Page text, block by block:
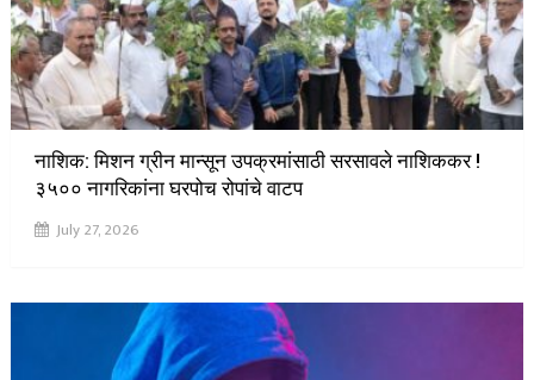
नाशिक: मिशन ग्रीन मान्सून उपक्रमांसाठी सरसावले नाशिककर !
३५०० नागरिकांना घरपोच रोपांचे वाटप
July 27, 2026